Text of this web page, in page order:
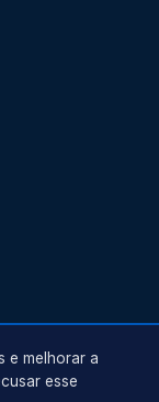
e melhorar a
esse